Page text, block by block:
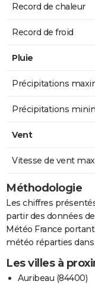
Record de chaleur
Record de froid
Pluie
Précipitations
Précipitations
Vent
Vitesse de vent
Méthodologie
Les chiffres
partir des données
Météo France
météo réparties
Les villes à
Auribeau (84400)